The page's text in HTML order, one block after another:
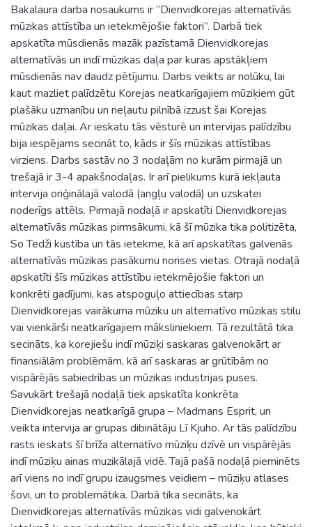
Bakalaura darba nosaukums ir ‘’Dienvidkorejas alternatīvās
mūzikas attīstība un ietekmējošie faktori’’. Darbā tiek
apskatīta mūsdienās mazāk pazīstamā Dienvidkorejas
alternatīvās un indī mūzikas daļa par kuras apstākļiem
mūsdienās nav daudz pētījumu. Darbs veikts ar nolūku, lai
kaut mazliet palīdzētu Korejas neatkarīgajiem mūziķiem gūt
plašāku uzmanību un neļautu pilnībā izzust šai Korejas
mūzikas daļai. Ar ieskatu tās vēsturē un intervijas palīdzību
bija iespējams secināt to, kāds ir šīs mūzikas attīstības
virziens. Darbs sastāv no 3 nodaļām no kurām pirmajā un
trešajā ir 3-4 apakšnodaļas. Ir arī pielikums kurā iekļauta
intervija oriģinālajā valodā (angļu valodā) un uzskatei
noderīgs attēls. Pirmajā nodaļā ir apskatīti Dienvidkorejas
alternatīvās mūzikas pirmsākumi, kā šī mūzika tika politizēta,
So Tedži kustība un tās ietekme, kā arī apskatītas galvenās
alternatīvās mūzikas pasākumu norises vietas. Otrajā nodaļā
apskatīti šīs mūzikas attīstību ietekmējošie faktori un
konkrēti gadījumi, kas atspoguļo attiecības starp
Dienvidkorejas vairākuma mūziku un alternatīvo mūzikas stilu
vai vienkārši neatkarīgajiem māksliniekiem. Tā rezultātā tika
secināts, ka korejiešu indī mūziķi saskaras galvenokārt ar
finansiālām problēmām, kā arī saskaras ar grūtībām no
vispārējās sabiedrības un mūzikas industrijas puses.
Savukārt trešajā nodaļā tiek apskatīta konkrēta
Dienvidkorejas neatkarīgā grupa – Madmans Esprit, un
veikta intervija ar grupas dibinātāju Lī Kjuho. Ar tās palīdzību
rasts ieskats šī brīža alternatīvo mūziķu dzīvē un vispārējās
indī mūziķu ainas muzikālajā vidē. Tajā pašā nodaļā pieminēts
arī viens no indī grupu izaugsmes veidiem – mūziķu atlases
šovi, un to problemātika. Darbā tika secināts, ka
Dienvidkorejas alternatīvās mūzikas vidi galvenokārt